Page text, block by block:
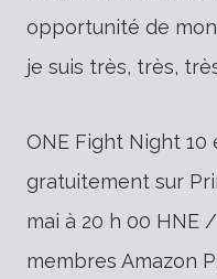
opportunité de
je suis très, très,
ONE Fight Night
gratuitement sur
mai à 20 h 00 HNE
membres Amazon